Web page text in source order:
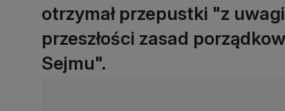
otrzymał przepustki "z
przeszłości zasad
Sejmu".